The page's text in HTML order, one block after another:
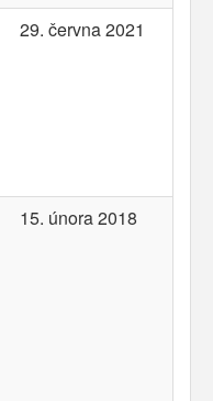
29. června 2021
15. února 2018